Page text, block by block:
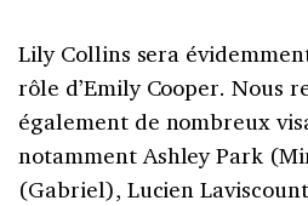
Lily Collins sera
rôle d’Emily Cooper. Nous
également de nombreux
notamment Ashley Park
(Gabriel), Lucien